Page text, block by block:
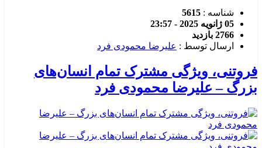
شناسه : 5615
05 ژانویه 2025 - 23:57
2766 بازدید
ارسال توسط : علیرضا محمودی فرد
فروتنی، ویژگی مشترک تمام انسان‌های
بزرگ – علیرضا محمودی فرد